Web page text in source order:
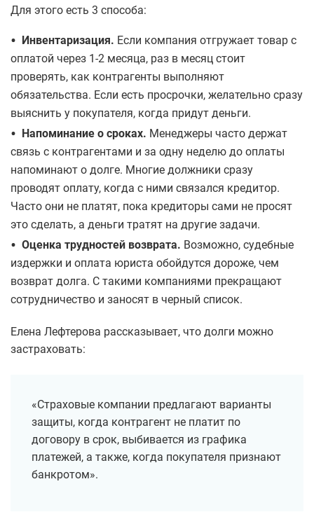
Для этого есть 3 способа:
• Инвентаризация. Если компания отгружает товар с
оплатой через 1-2 месяца, раз в месяц стоит
проверять, как контрагенты выполняют
обязательства. Если есть просрочки, желательно сразу
выяснить у покупателя, когда придут деньги.
• Напоминание о сроках. Менеджеры часто держат
связь с контрагентами и за одну неделю до оплаты
напоминают о долге. Многие должники сразу
проводят оплату, когда с ними связался кредитор.
Часто они не платят, пока кредиторы сами не просят
это сделать, а деньги тратят на другие задачи.
• Оценка трудностей возврата. Возможно, судебные
издержки и оплата юриста обойдутся дороже, чем
возврат долга. С такими компаниями прекращают
сотрудничество и заносят в черный список.
Елена Лефтерова рассказывает, что долги можно
застраховать:
«Страховые компании предлагают варианты
защиты, когда контрагент не платит по
договору в срок, выбивается из графика
платежей, а также, когда покупателя признают
банкротом».